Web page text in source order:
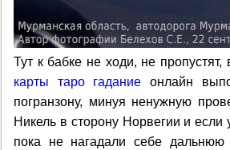
Тут к бабке не ходи, не
карты таро гадание онлайн
погранзону, минуя ненужную
Никель в сторону Норвегии и если
пока не нагадали себе